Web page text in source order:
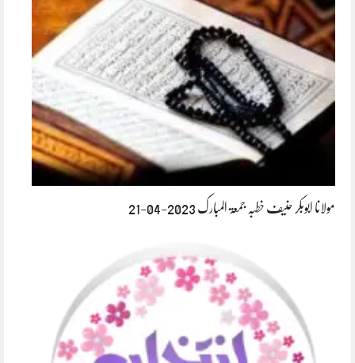
مولانا ابوبکر حنیف خطبہ جمعۃ المبارک 2023-04-21